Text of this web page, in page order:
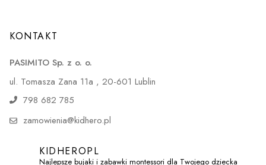
KONTAKT
PASIMITO Sp. z o. o.
ul. Tomasza Zana 11a , 20-601 Lublin
798 682 785
zamowienia@kidhero.pl
KIDHEROPL
Najlepsze bujaki i zabawki montessori dla Twojego dziecka